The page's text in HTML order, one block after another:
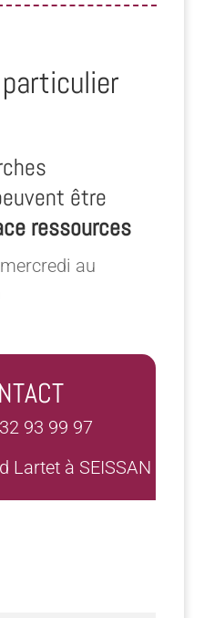
être
ressources
au
93 99 97
Lartet à SEISSAN